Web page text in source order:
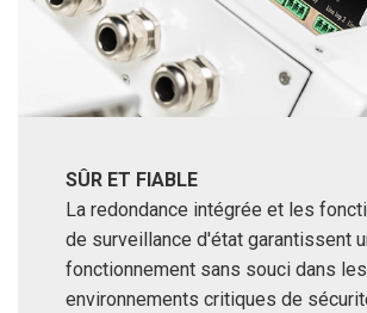
SÛR ET FIABLE
La redondance intégrée et les
de surveillance d'état garantissent
fonctionnement sans souci dans les
environnements critiques de